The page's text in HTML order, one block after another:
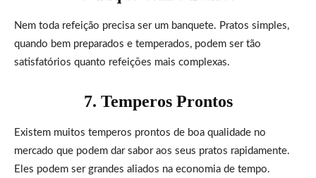
Nem toda refeição precisa ser um banquete. Pratos simples,
quando bem preparados e temperados, podem ser tão
satisfatórios quanto refeições mais complexas.
7. Temperos Prontos
Existem muitos temperos prontos de boa qualidade no
mercado que podem dar sabor aos seus pratos rapidamente.
Eles podem ser grandes aliados na economia de tempo.